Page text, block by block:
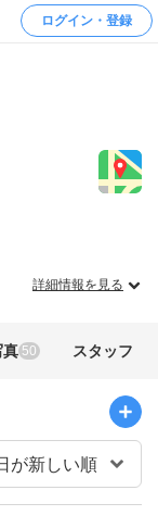
ログイン・登録
詳細情報を見る
真 50 スタッフ